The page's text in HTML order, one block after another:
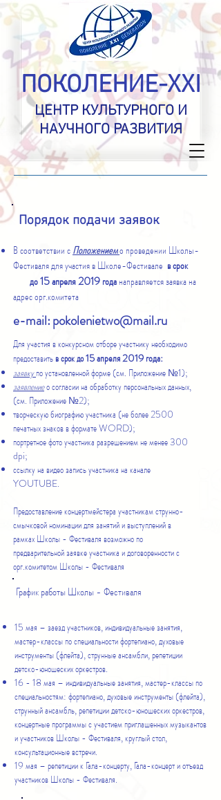
ПОКОЛЕНИЕ-XXI
ЦЕНТР КУЛЬТУРНОГО И
НАУЧНОГО РАЗВИТИЯ
Порядок подачи заявок
В соответствии сПоложениемо проведении Школы-
Фестиваля для участия в Школе-Фестивале в срок
до15 апреля 2019годанаправляется заявка на
адрес орг.комитета
e-mail:pokolenietwo@mail.ru
График работы Школы - Фестиваля
Для участия в конкурсном отборе участнику необходимо
предоставитьв срок до15 апреля 2019 года:
заявкупо установленной форме (см. Приложение №1);
заявлениео согласии на обработку персональных данных,
(см. Приложение №2);
творческую биографию участника (не более 2500
печатных знаков в формате WORD);
портретное фото участника разрешением не менее 300
dpi;
ссылку на видео запись участника на канале
YOUTUBE.
Предоставление концертмейстера участникам струнно-
смычковой номинации для занятий и выступлений в
рамках Школы - Фестиваля возможно по
предварительной заявке участника и договоренности с
орг.комитетом Школы - Фестиваля
15 мая – заезд участников, индивидуальные занятия,
мастер-классы по специальности фортепиано, духовые
инструменты (флейта), струнные ансамбли, репетиции
детско-юношеских оркестров.
16 - 18 мая – индивидуальные занятия, мастер-классы по
специальностям: фортепиано, духовые инструменты (флейта),
струнный ансамбль, репетиции детско-юношеских оркестров,
концертные программы с участием приглашенных музыкантов
и участников Школы - Фестиваля, круглый стол,
консультационные встречи.
19 мая – репетиции к Гала-концерту, Гала-концерт и отъезд
участников Школы - Фестиваля.